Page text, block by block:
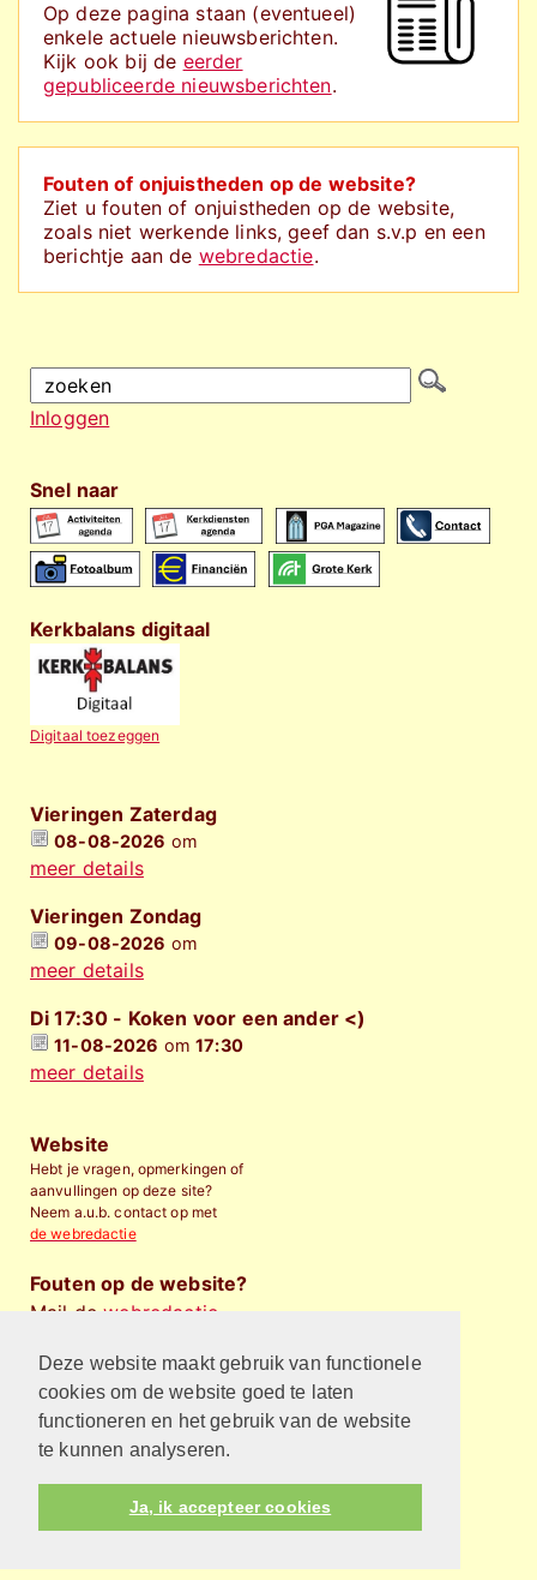
Deze website maakt gebruik van functionele
cookies om de website goed te laten
functioneren en het gebruik van de website
te kunnen analyseren.
Ja, ik accepteer cookies
Op deze pagina staan (eventueel)
enkele actuele nieuwsberichten.
Kijk ook bij de eerder
gepubliceerde nieuwsberichten.
Fouten of onjuistheden op de website?
Ziet u fouten of onjuistheden op de website,
zoals niet werkende links, geef dan s.v.p en een
berichtje aan de webredactie.
Inloggen
Snel naar
Kerkbalans digitaal
Digitaal toezeggen
Vieringen Zaterdag
08-08-2026 om
meer details
Vieringen Zondag
09-08-2026 om
meer details
Di 17:30 - Koken voor een ander <)
11-08-2026 om17:30
meer details
Website
Hebt je vragen, opmerkingen of
aanvullingen op deze site?
Neem a.u.b. contact op met
de webredactie
Fouten op de website?
Mail dewebredactie.
Financieel bijdragen
Wilt u de Protestantse
Gemeente Almelo
financieel
steunen ?
Privacyverklaring
Kijk hier voor de privacyverklaring